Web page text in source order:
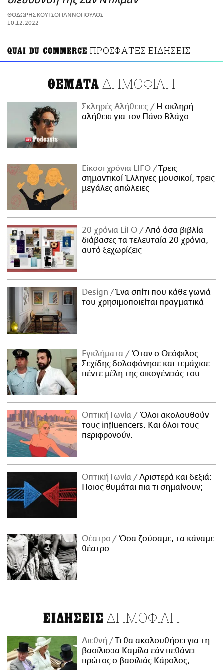
ΑΜΠΑ
PRINT
ΘΟΔΩΡΗΣ ΚΟΥΤΣΟΓΙΑΝΝΟΠΟΥΛΟΣ
10.12.2022
QUAI DU COMMERCE ΠΡΟΣΦΑΤΕΣ ΕΙΔΗΣΕΙΣ
ΘΕΜΑΤΑ ΔΗΜΟΦΙΛΗ
Σκληρές Αλήθειες
H σκληρή
αλήθεια για τον Πάνο Βλάχο
Είκοσι χρόνια LIFO
Tρεις
σημαντικοί Έλληνες μουσικοί, τρεις
μεγάλες απώλειες
20 χρόνια LiFO
Από όσα βιβλία
διάβασες τα τελευταία 20 χρόνια,
αυτό ξεχωρίζεις
Design
Ένα σπίτι που κάθε γωνιά
του χρησιμοποιείται πραγματικά
Εγκλήματα
Όταν ο Θεόφιλος
Σεχίδης δολοφόνησε και τεμάχισε
πέντε μέλη της οικογένειάς του
Οπτική Γωνία
Όλοι ακολουθούν
τους influencers. Και όλοι τους
περιφρονούν.
Οπτική Γωνία
Αριστερά και δεξιά:
Ποιος θυμάται πια τι σημαίνουν;
Θέατρο
Όσα ζούσαμε, τα κάναμε
θέατρο
ΕΙΔΗΣΕΙΣ ΔΗΜΟΦΙΛΗ
Διεθνή
Τι θα ακολουθήσει για τη
βασίλισσα Καμίλα εάν πεθάνει
πρώτος ο βασιλιάς Κάρολος;